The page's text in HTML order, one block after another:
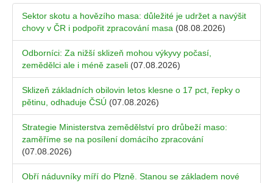
Sektor skotu a hovězího masa: důležité je udržet a navýšit
chovy v ČR i podpořit zpracování masa (08.08.2026)
Odborníci: Za nižší sklizeň mohou výkyvy počasí,
zemědělci ale i méně zaseli (07.08.2026)
Sklizeň základních obilovin letos klesne o 17 pct, řepky o
pětinu, odhaduje ČSÚ (07.08.2026)
Strategie Ministerstva zemědělství pro drůbeží maso:
zaměříme se na posílení domácího zpracování
(07.08.2026)
Obří náduvníky míří do Plzně. Stanou se základem nové